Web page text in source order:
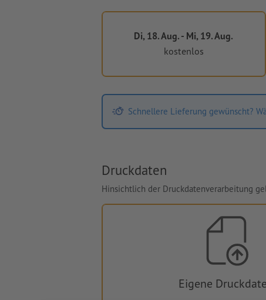
Di, 18. Aug. - Mi, 19. Aug.
kostenlos
Schnellere Lieferung gewünscht?
Druckdaten
Hinsichtlich der Druckdatenverarbeitung
Eigene